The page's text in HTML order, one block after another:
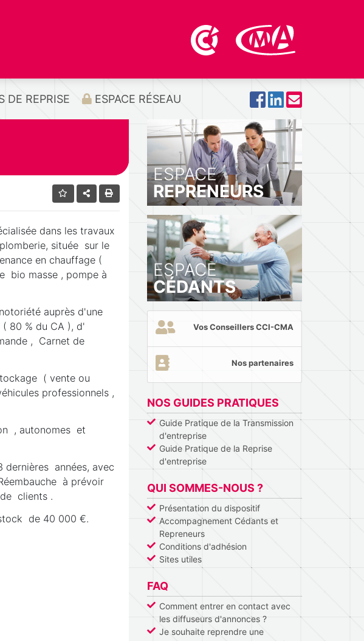
DE REPRISE ESPACE RÉSEAU
dans les travaux
située sur le
en chauffage (
bio masse , pompe à
auprès d'une
80 % du CA ), d'
, Carnet de
( vente ou
professionnels ,
, autonomes et
années, avec
à prévoir
clients .
de 40 000 €.
ESPACE
REPRENEURS
ESPACE
CÉDANTS
Vos Conseillers CCI-CMA
Nos partenaires
NOS GUIDES PRATIQUES
Guide Pratique de la Transmission
d'entreprise
Guide Pratique de la Reprise
d'entreprise
QUI SOMMES-NOUS ?
Présentation du dispositif
Accompagnement Cédants et
Repreneurs
Conditions d'adhésion
Sites utiles
FAQ
Comment entrer en contact avec
les diffuseurs d'annonces ?
Je souhaite reprendre une